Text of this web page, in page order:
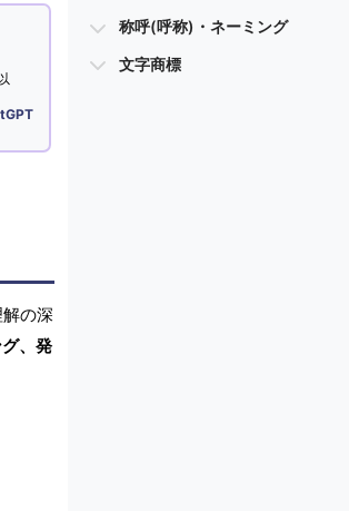
の深
、発
称呼(呼称)・ネーミング
文字商標